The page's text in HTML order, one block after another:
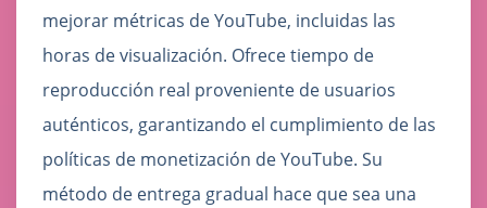
mejorar métricas de YouTube, incluidas las
horas de visualización. Ofrece tiempo de
reproducción real proveniente de usuarios
auténticos, garantizando el cumplimiento de las
políticas de monetización de YouTube. Su
método de entrega gradual hace que sea una